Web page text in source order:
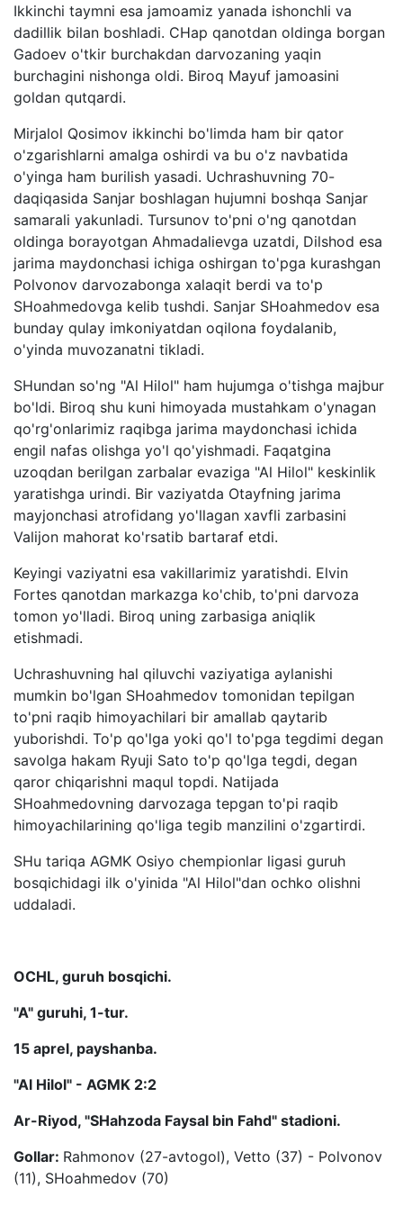
Ikkinchi taymni esa jamoamiz yanada ishonchli va
dadillik bilan boshladi. CHap qanotdan oldinga borgan
Gadoev o'tkir burchakdan darvozaning yaqin
burchagini nishonga oldi. Biroq Mayuf jamoasini
goldan qutqardi.
Mirjalol Qosimov ikkinchi bo'limda ham bir qator
o'zgarishlarni amalga oshirdi va bu o'z navbatida
o'yinga ham burilish yasadi. Uchrashuvning 70-
daqiqasida Sanjar boshlagan hujumni boshqa Sanjar
samarali yakunladi. Tursunov to'pni o'ng qanotdan
oldinga borayotgan Ahmadalievga uzatdi, Dilshod esa
jarima maydonchasi ichiga oshirgan to'pga kurashgan
Polvonov darvozabonga xalaqit berdi va to'p
SHoahmedovga kelib tushdi. Sanjar SHoahmedov esa
bunday qulay imkoniyatdan oqilona foydalanib,
o'yinda muvozanatni tikladi.
SHundan so'ng "Al Hilol" ham hujumga o'tishga majbur
bo'ldi. Biroq shu kuni himoyada mustahkam o'ynagan
qo'rg'onlarimiz raqibga jarima maydonchasi ichida
engil nafas olishga yo'l qo'yishmadi. Faqatgina
uzoqdan berilgan zarbalar evaziga "Al Hilol" keskinlik
yaratishga urindi. Bir vaziyatda Otayfning jarima
mayjonchasi atrofidang yo'llagan xavfli zarbasini
Valijon mahorat ko'rsatib bartaraf etdi.
Keyingi vaziyatni esa vakillarimiz yaratishdi. Elvin
Fortes qanotdan markazga ko'chib, to'pni darvoza
tomon yo'lladi. Biroq uning zarbasiga aniqlik
etishmadi.
Uchrashuvning hal qiluvchi vaziyatiga aylanishi
mumkin bo'lgan SHoahmedov tomonidan tepilgan
to'pni raqib himoyachilari bir amallab qaytarib
yuborishdi. To'p qo'lga yoki qo'l to'pga tegdimi degan
savolga hakam Ryuji Sato to'p qo'lga tegdi, degan
qaror chiqarishni maqul topdi. Natijada
SHoahmedovning darvozaga tepgan to'pi raqib
himoyachilarining qo'liga tegib manzilini o'zgartirdi.
SHu tariqa AGMK Osiyo chempionlar ligasi guruh
bosqichidagi ilk o'yinida "Al Hilol"dan ochko olishni
uddaladi.
OCHL, guruh bosqichi.
"A" guruhi, 1-tur.
15 aprel, payshanba.
"Al Hilol" - AGMK 2:2
Ar-Riyod, "SHahzoda Faysal bin Fahd" stadioni.
Gollar: Rahmonov (27-avtogol), Vetto (37) - Polvonov
(11), SHoahmedov (70)